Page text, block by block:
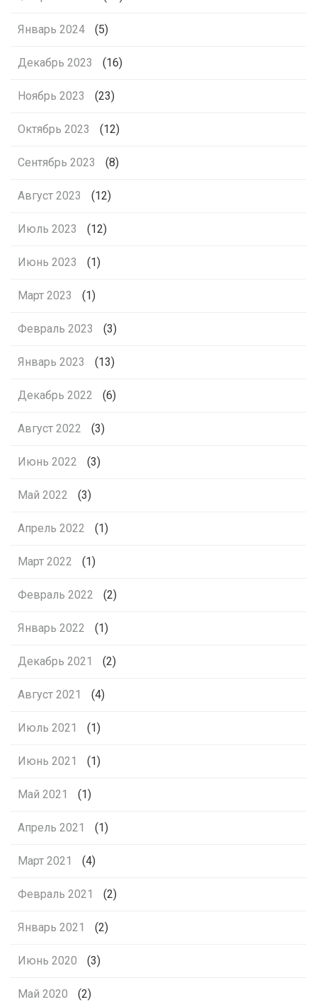
Январь 2024 (5)
Декабрь 2023 (16)
Ноябрь 2023 (23)
Октябрь 2023 (12)
Сентябрь 2023 (8)
Август 2023 (12)
Июль 2023 (12)
Июнь 2023 (1)
Март 2023 (1)
Февраль 2023 (3)
Январь 2023 (13)
Декабрь 2022 (6)
Август 2022 (3)
Июнь 2022 (3)
Май 2022 (3)
Апрель 2022 (1)
Март 2022 (1)
Февраль 2022 (2)
Январь 2022 (1)
Декабрь 2021 (2)
Август 2021 (4)
Июль 2021 (1)
Июнь 2021 (1)
Май 2021 (1)
Апрель 2021 (1)
Март 2021 (4)
Февраль 2021 (2)
Январь 2021 (2)
Июнь 2020 (3)
Май 2020 (2)